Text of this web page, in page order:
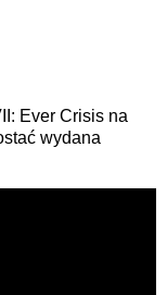
Ever Crisis na
wydana